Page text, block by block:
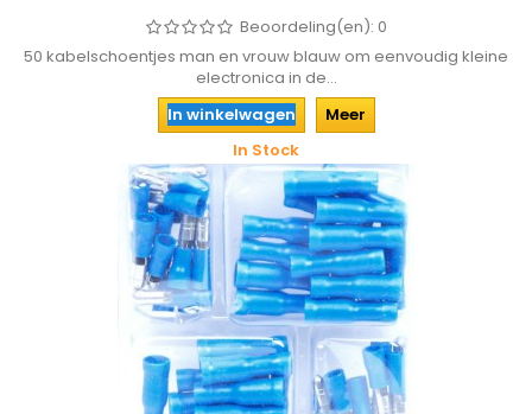
Beoordeling(en): 0
50 kabelschoentjes man en vrouw blauw om eenvoudig kleine
electronica in de...
In winkelwagen
Meer
In Stock